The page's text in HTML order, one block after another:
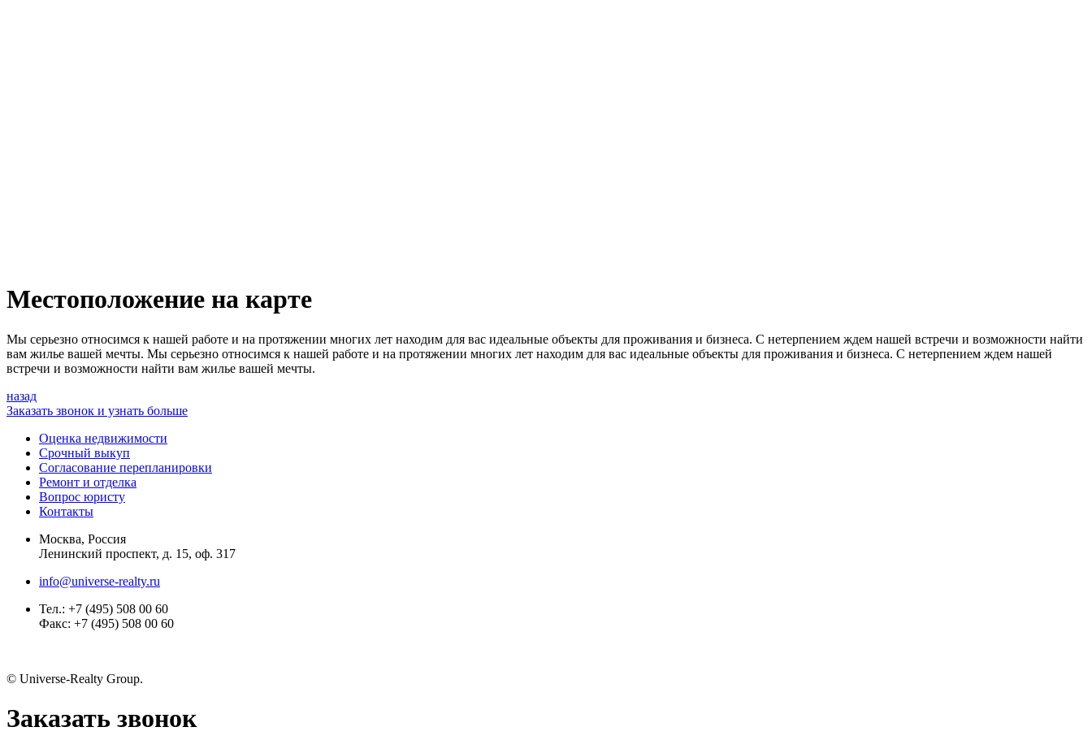
Местоположение на карте
Мы серьезно относимся к нашей работе и на протяжении многих лет находим для вас идеальные объекты для проживания и бизнеса. С нетерпением ждем нашей встречи и возможности найти
вам жилье вашей мечты. Мы серьезно относимся к нашей работе и на протяжении многих лет находим для вас идеальные объекты для проживания и бизнеса. С нетерпением ждем нашей
встречи и возможности найти вам жилье вашей мечты.
назад
Заказать звонок и узнать больше
Оценка недвижимости
Срочный выкуп
Согласование перепланировки
Ремонт и отделка
Вопрос юристу
Контакты
Москва, Россия
Ленинский проспект, д. 15, оф. 317
info@universe-realty.ru
Тел.: +7 (495) 508 00 60
Факс: +7 (495) 508 00 60
© Universe-Realty Group.
Заказать звонок